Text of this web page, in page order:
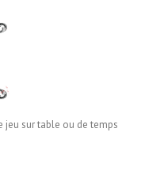
jeu sur table ou de temps